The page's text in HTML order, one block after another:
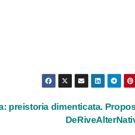
preistoria dimenticata.